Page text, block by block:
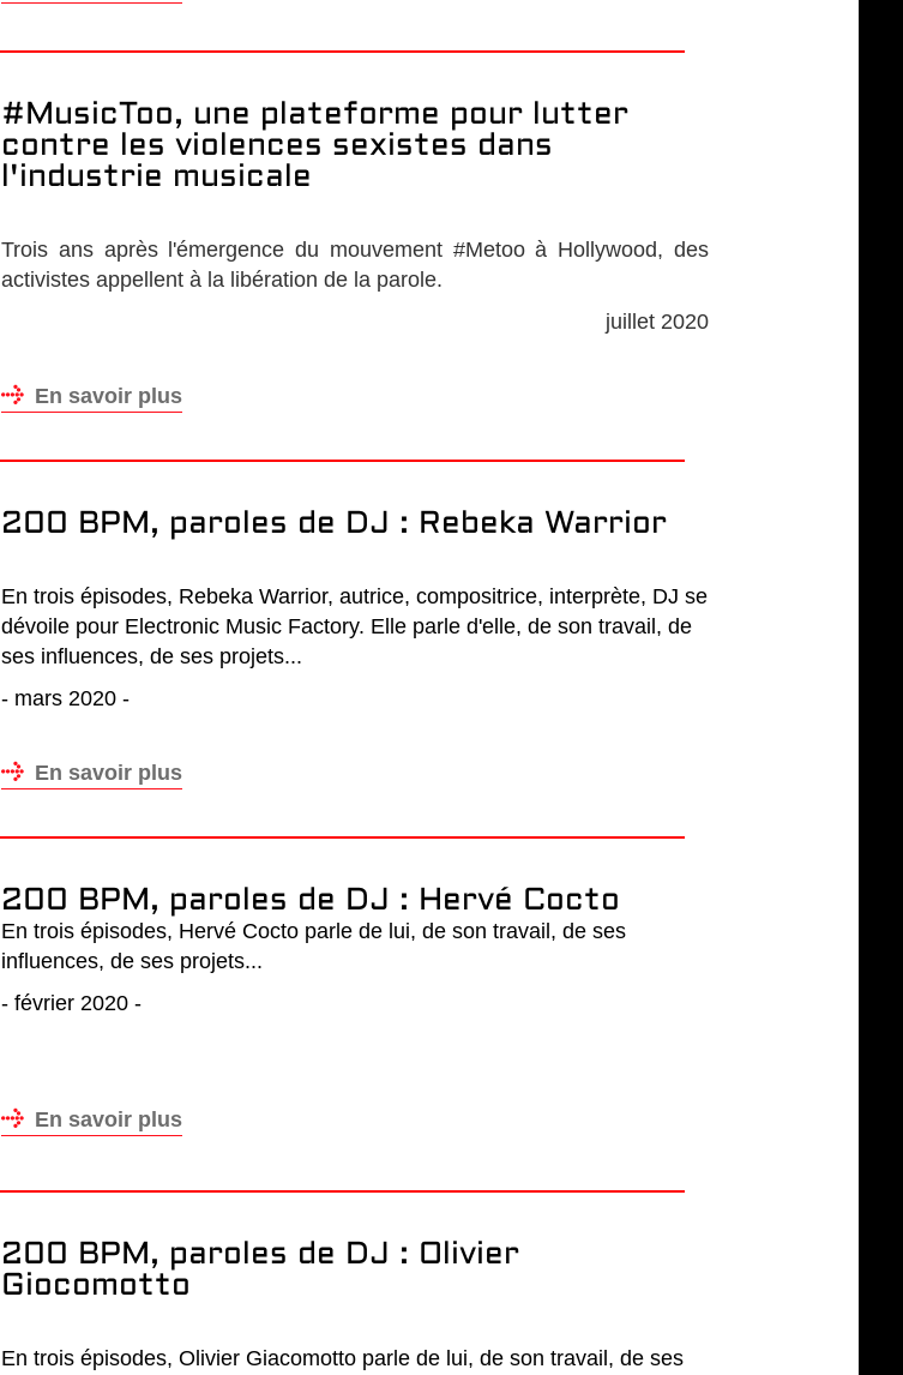
#MusicToo, une plateforme pour lutter
contre les violences sexistes dans
l'industrie musicale
Trois ans après l'émergence du mouvement #Metoo à Hollywood, des
activistes appellent à la libération de la parole.
juillet 2020
En savoir plus
200 BPM, paroles de DJ : Rebeka Warrior
En trois épisodes, Rebeka Warrior, autrice, compositrice, interprète, DJ se
dévoile pour Electronic Music Factory. Elle parle d'elle, de son travail, de
ses influences, de ses projets...
- mars 2020 -
En savoir plus
200 BPM, paroles de DJ : Hervé Cocto
En trois épisodes, Hervé Cocto parle de lui, de son travail, de ses
influences, de ses projets...
- février 2020 -
En savoir plus
200 BPM, paroles de DJ : Olivier
Giocomotto
En trois épisodes, Olivier Giacomotto parle de lui, de son travail, de ses